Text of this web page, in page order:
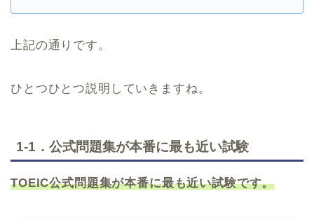
上記の通りです。
ひとつひとつ説明していきますね。
1-1．公式問題集が本番に最も近い試験
TOEIC公式問題集が本番に最も近い試験です。